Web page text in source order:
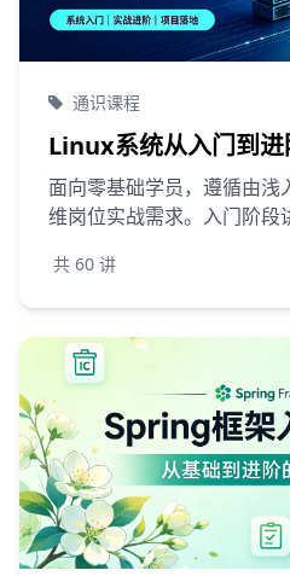
通识课程
Linux系统从入门到进
面向零基础学员，遵循由
维岗位实战需求。入门阶段
理，快速建立终端操作思
控、软件包管理、网络配置
Shell 脚本自动化，配套云
弃枯燥理论，以企业真实
署、定时任务、系统故障
能力。学完可独立运维
署、问题定位、批量自动化
发、运维、测试等岗位学习
共 60 讲